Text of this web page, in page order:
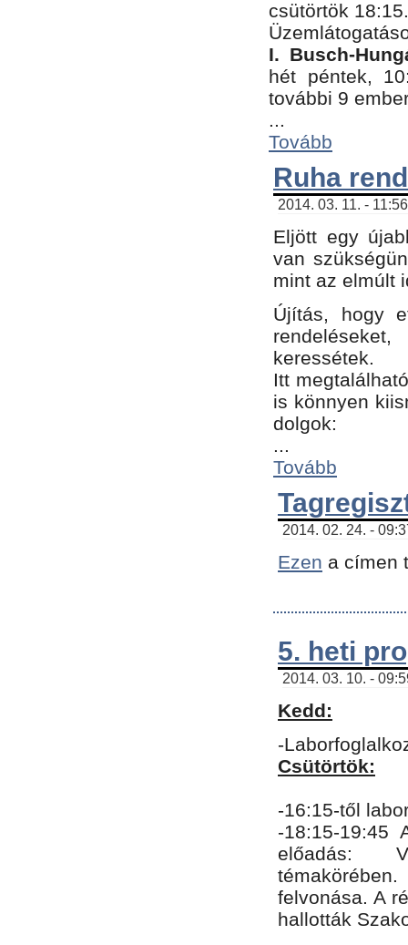
csütörtök 18:15.
I. Busch-
hét péntek,
további 9
...
Tovább
Ruha
2014. 03. 11. -
Eljött egy
van
mint az elmúlt
Újítás, hogy
keressétek.
Itt
is könnyen
dolgok:
...
Tovább
2014. 02. 24. -
Ezen a címen
5. heti
2014. 03. 10. -
Kedd:
-
Csütörtök:
-16:15-től
-18:15-19:45
előadás:
felvonása. A
hallották